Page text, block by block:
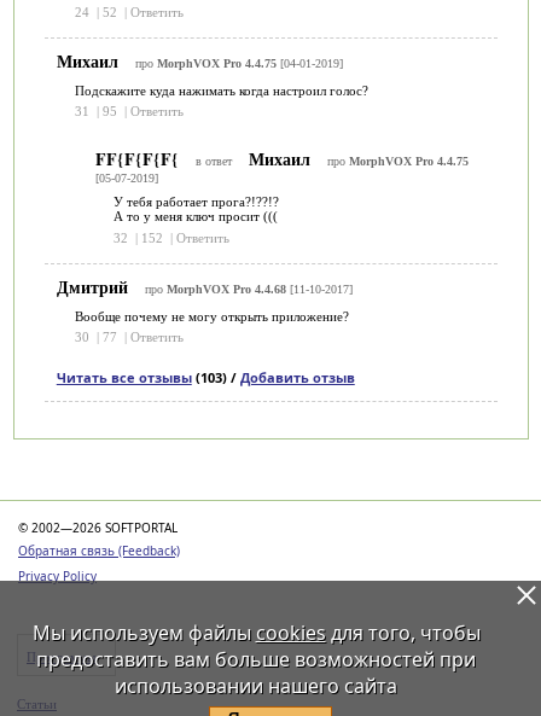
24 | 52 | Ответить
Михаил про MorphVOX Pro 4.4.75[04-01-2019]
Подскажите куда нажимать когда настроил голос?
31
95 Ответить
FF{F{F{F{ в ответ Михаил про MorphVOX Pro 4.4.75
[05-07-2019]
У тебя работает прога?!??!?
А то у меня ключ просит (((
32
| 152 | Ответить
Дмитрий про MorphVOX Pro 4.4.68[11-10-2017]
Вообще почему не могу открыть приложение?
30
77 Ответить
Читать все отзывы(103) / Добавить отзыв
© 2002—2026 SOFTPORTAL
Обратная связь (Feedback)
Privacy Policy
Программы
Статьи
Мы используем файлы cookiesдля того, чтобы
предоставить вам больше возможностей при
использовании нашего сайта